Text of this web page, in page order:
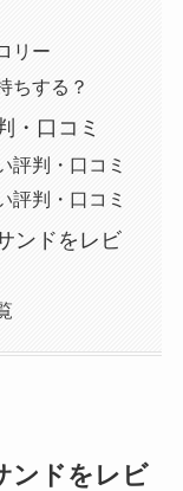
リー
ちする？
・口コミ
評判・口コミ
評判・口コミ
ンドをレビ
ンドをレビ